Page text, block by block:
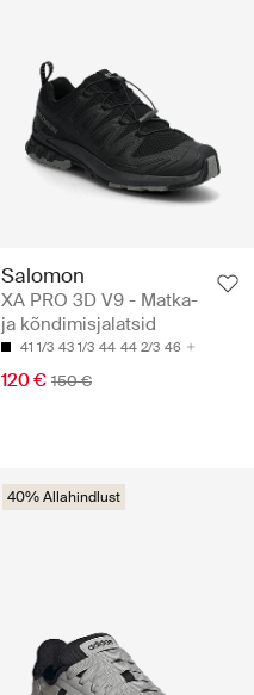
Salomon
XA PRO 3D V9 - Matka-
ja kõndimisjalatsid
41 1/3 43 1/3 44 44 2/3 46
120 € 150 €
40% Allahindlust